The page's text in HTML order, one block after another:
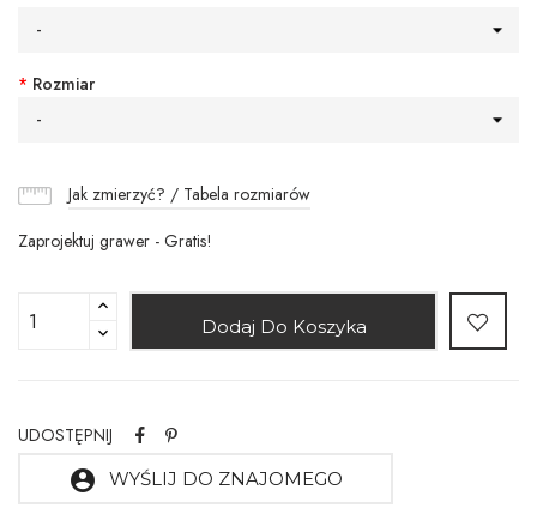
-
* Rozmiar
-
Jak zmierzyć? / Tabela rozmiarów
Zaprojektuj grawer - Gratis!
Dodaj Do Koszyka
UDOSTĘPNIJ
account_circle WYŚLIJ DO ZNAJOMEGO